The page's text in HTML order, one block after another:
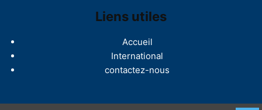
Liens utiles
Accueil
International
contactez-nous